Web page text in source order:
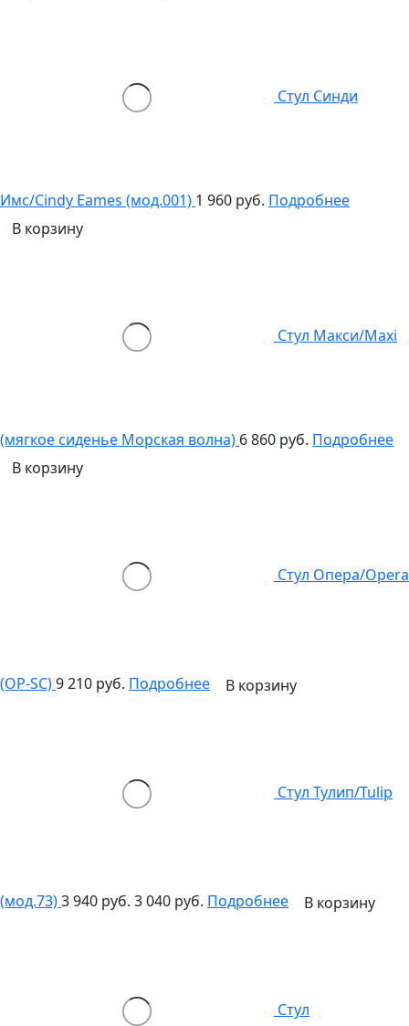
Стул Синди
Имс/Cindy Eames (мод.001) 1 960 руб. Подробнее
В корзину
Стул Макси/Maxi
(мягкое сиденье Морская волна) 6 860 руб. Подробнее
В корзину
Стул Опера/Opera
(OP-SC)9 210 руб. Подробнее В корзину
Стул Тулип/Tulip
(мод.73)3 940 руб. 3 040 руб. Подробнее В корзину
Стул